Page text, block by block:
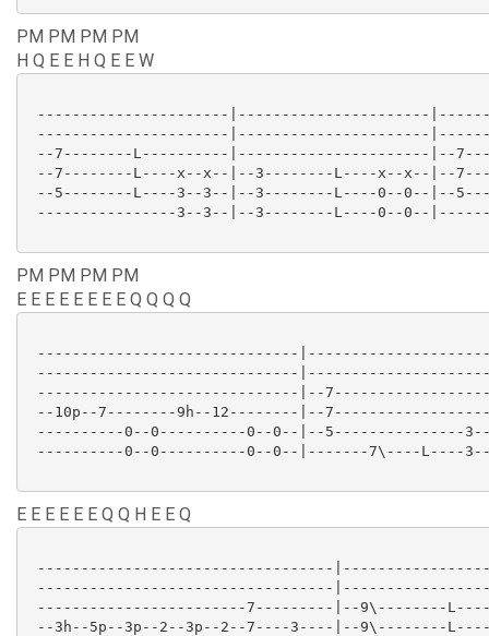
PM PM PM PM
H Q E E H Q E E W
----------------------|----------------------
----------------------|----------------------
--7--------L----------|----------------------|--
--7--------L----x--x--|--3--------L----x--x--|--
--5--------L----3--3--|--3--------L----0--0--|--
----------------3--3--|--3--------L----0--0--
PM PM PM PM
E E E E E E E E Q Q Q Q
------------------------------
------------------------------
------------------------------|--
--10p--7--------9h--12--------|--
----------0--0----------0--0--|--5---------------
----------0--0----------0--0--|-------7\----L----
E E E E E E Q Q H E E Q
----------------------------------
----------------------------------
------------------------7---------|--9\--------
--3h--5p--3p--2--3p--2--7----3----|--9\--------